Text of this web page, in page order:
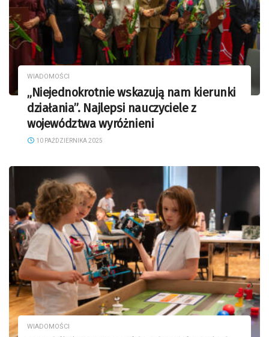
WIADOMOŚCI
„Niejednokrotnie wskazują nam kierunki
działania”. Najlepsi nauczyciele z
województwa wyróżnieni
10 PAŹDZIERNIKA 2025
WIADOMOŚCI